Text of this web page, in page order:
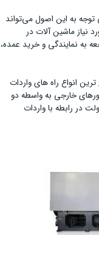
توجه به این اصول می‌تواند
نیاز ماشین آلات در
به نمایندگی و خرید عمده،
انواع راه های واردات
خارجی به واسطه دو
در رابطه با واردات